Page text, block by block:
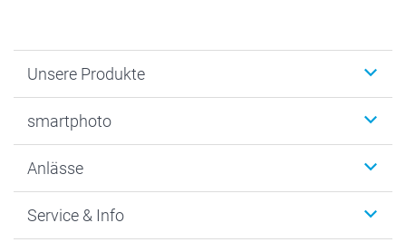
Unsere Produkte
Fotogeschenke
MyNameBook
Fotoabzüge, Fotos als Buch & Poster
smartphoto
Warum smartphoto
Datenschutz
Anlässe
Neujahr
Service & Info